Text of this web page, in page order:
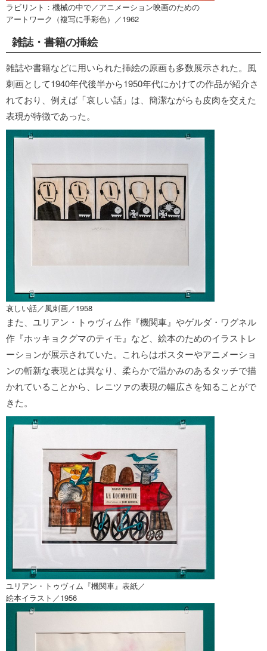
ラビリント：機械の中で／アニメーション映画のための
アートワーク（複写に手彩色）／1962
雑誌・書籍の挿絵
雑誌や書籍などに用いられた挿絵の原画も多数展示された。風
刺画として1940年代後半から1950年代にかけての作品が紹介さ
れており、例えば「哀しい話」は、簡潔ながらも皮肉を交えた
表現が特徴であった。
哀しい話／風刺画／1958
また、ユリアン・トゥヴィム作『機関車』やゲルダ・ワグネル
作『ホッキョクグマのティモ』など、絵本のためのイラストレ
ーションが展示されていた。これらはポスターやアニメーショ
ンの斬新な表現とは異なり、柔らかで温かみのあるタッチで描
かれていることから、レニツァの表現の幅広さを知ることがで
きた。
ユリアン・トゥヴィム『機関車』表紙／
絵本イラスト／1956